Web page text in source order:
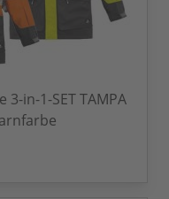
3-in-1-SET TAMPA